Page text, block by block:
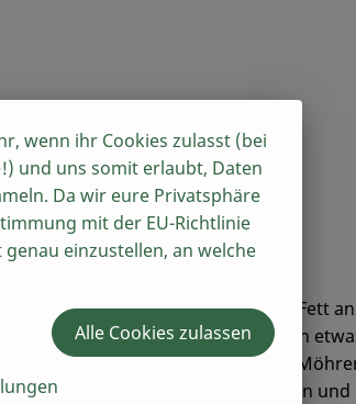
Pinienkerne in einer Pfanne ohne Fett
grob schneiden und in
und aus der Pfanne nehmen.
Knoblauch in feine Scheiben
wenn ihr Cookies zulasst (bei
und uns somit erlaubt, Daten
Da wir eure Privatsphäre
mit der EU-Richtlinie
einzustellen, an welche
Alle Cookies zulassen